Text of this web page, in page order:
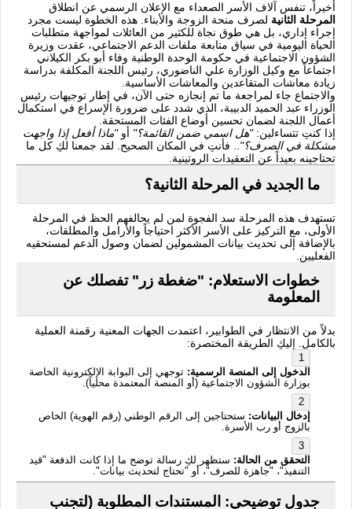
أخيراً، تنفس آلاف الأسر الصعداء مع الإعلان الرسمي عن انطلاق
المرحلة الثانية لصرف منحة الزوجة والأبناء. هذه الخطوة ليست مجرد
إجراء إداري، بل هي طوق نجاة للكثير من العائلات لمواجهة متطلبات
الحياة اليومية في سياق متابعة ملفات الدعم الاجتماعي، عقدت وزيرة
الشؤون الاجتماعية في حكومة الوحدة الوطنية وفاء أبو بكر الكيلاني
اجتماعاً مع وكيل الوزارة علي الناضوري، رئيس اللجنة المكلفة بدراسة
زيادة معاشات المتقاعدين والمعاشات الأساسية.
والاجتماع جاء لمراجعة ما تم إنجازه حتى الآن، في إطار توجيهات رئيس
الوزراء عبد الحميد الدبيبة، الذي شدد على ضرورة الإسراع في استكمال
أعمال اللجنة لضمان تحسين أوضاع الفئات المستحقة.
إذا كنتِ تتساءلين:"هل اسمي ضمن القائمة؟" أو"ماذا أفعل إذا واجهت
مشكلة في الصرف؟".. فأنتِ في المكان الصحيح. لقد جمعنا لكِ كل ما
تحتاجينه بعيداً عن التعقيدات الروتينية.
ما الجديد في المرحلة الثانية؟
تستهدف هذه المرحلة سد الفجوة لمن لم يحالفهم الحظ في المرحلة
الأولى، مع التركيز على الأسر الأكثر احتياجاً والأرامل والمطلقات،
بالإضافة إلى تحديث بيانات المشمولين لضمان وصول الدعم لمستحقيه
الفعليين.
خطوات الاستعلام: "ضغطة زر" تفصلك عن
المعلومة
بدلاً من الانتظار في الطوابير، اعتمدت الجهات المعنية رقمنة العملية
بالكامل. إليكِ الطريقة المختصرة:
الدخول إلى المنصة الرسمية: توجهي إلى البوابة الإلكترونية الخاصة
بوزارة الشؤون الاجتماعية (أو المنصة المعتمدة محلياً).
إدخال البيانات: ستحتاجين إلى الرقم الوطني (رقم الهوية) الخاص
بالزوج أو رب الأسرة.
التحقق من الحالة: ستظهر لكِ رسالة توضح ما إذا كانت الدفعة "قيد
التنفيذ"، "جاهزة للصرف"، أو "تحتاج لتحديث بيانات".
جدول توضيحي: المستندات المطلوبة (لتجنب